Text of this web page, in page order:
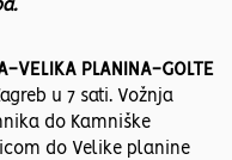
VELIKA PLANINA-GOLTE
u 7 sati. Vožnja
do Kamniške
do Velike planine